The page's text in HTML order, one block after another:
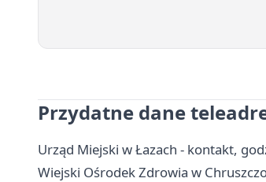
Przydatne dane
Urząd Miejski w Łazach - kontakt,
Wiejski Ośrodek Zdrowia w